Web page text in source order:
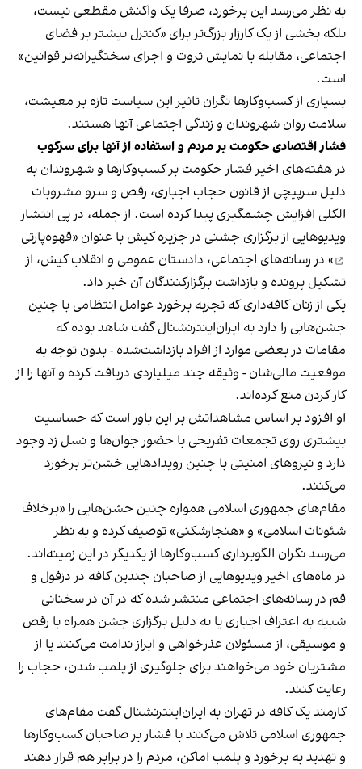
به نظر می‌رسد این برخورد، صرفا یک واکنش مقطعی نیست،
بلکه بخشی از یک کارزار بزرگ‌تر برای «کنترل بیشتر بر فضای
اجتماعی، مقابله با نمایش ثروت و اجرای سختگیرانه‌تر قوانین»
است.
بسیاری از کسب‌وکارها نگران تاثیر این سیاست‌ تازه بر معیشت،
سلامت روان شهروندان و زندگی اجتماعی آنها هستند.
فشار اقتصادی حکومت بر مردم و استفاده از آنها برای سرکوب
در هفته‌های اخیر فشار حکومت بر کسب‌وکارها و شهروندان به
دلیل سرپیچی از قانون حجاب اجباری، رقص و سرو مشروبات
الکلی افزایش چشمگیری پیدا کرده است. از جمله، در پی انتشار
ویدیوهایی از برگزاری جشنی در جزیره کیش با عنوان «قهوه‌پارتی
» در رسانه‌های اجتماعی، دادستان عمومی و انقلاب کیش، از
تشکیل پرونده و بازداشت برگزارکنندگان آن خبر داد.
یکی از زنان کافه‌داری که تجربه برخورد عوامل انتظامی با چنین
جشن‌هایی را دارد به ایران‌اینترنشنال گفت شاهد بوده که
مقامات در بعضی موارد از افراد بازداشت‌‌شده - بدون توجه به
موقعیت مالی‌شان - وثیقه چند میلیاردی دریافت کرده و آنها را از
کار کردن منع کرده‌اند.
او افزود بر اساس مشاهداتش بر این باور است که حساسیت
بیشتری روی تجمعات تفریحی با حضور جوان‌ها و نسل زد وجود
دارد و نیروهای امنیتی با چنین رویدادهایی خشن‌تر برخورد
می‌کنند.
مقام‌های جمهوری اسلامی همواره چنین جشن‌هایی را «برخلاف
شئونات اسلامی» و «هنجارشکنی» توصیف کرده و به نظر
می‌رسد نگران الگوبرداری کسب‌وکارها از یکدیگر در این زمینه‌اند.
در ماه‌های اخیر ویدیوهایی از صاحبان چندین کافه در دزفول و
قم در رسانه‌های اجتماعی منتشر شده که در آن در سخنانی
شبیه به اعتراف اجباری یا به دلیل برگزاری جشن همراه با رقص
و موسیقی، از مسئولان عذرخواهی و ابراز ندامت می‌کنند یا از
مشتریان خود می‌خواهند برای جلوگیری از پلمب شدن، حجاب را
رعایت کنند.
کارمند یک کافه در تهران به ایران‌اینترنشنال گفت مقام‌های
جمهوری اسلامی تلاش می‌کنند با فشار بر صاحبان کسب‌وکارها
و تهدید به برخورد و پلمب اماکن، مردم را در برابر هم قرار دهند